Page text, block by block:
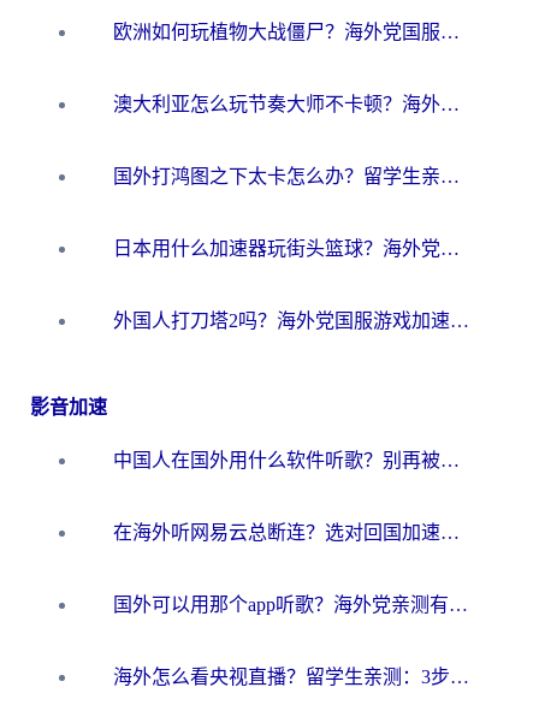
欧洲如何玩植物大战僵尸？海外党国服游戏加速避坑指南（附实测对比）
澳大利亚怎么玩节奏大师不卡顿？海外党国服游戏加速终极指南
国外打鸿图之下太卡怎么办？留学生亲测有效的国服游戏加速方案
日本用什么加速器玩街头篮球？海外党国服游戏不卡顿的终极攻略
外国人打刀塔2吗？海外党国服游戏加速避坑全攻略
影音加速
中国人在国外用什么软件听歌？别再被地域限制卡脖子，这篇教你轻松解锁国内音乐库
在海外听网易云总断连？选对回国加速器，告别地区限制和卡顿
国外可以用那个app听歌？海外党亲测有效的回国加速方案，轻松听国内音乐听书
海外怎么看央视直播？留学生亲测：3步解决版权限制+追剧自由